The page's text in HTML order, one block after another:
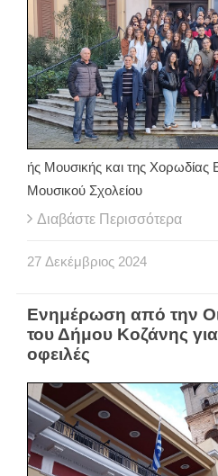
ής Μουσικής και της
Μουσικού Σχολείου
Διαβάστε Περισσότερα
27 Δεκέμβριος 2024
Ενημέρωση από την
του Δήμου Κοζάνης
οφειλές